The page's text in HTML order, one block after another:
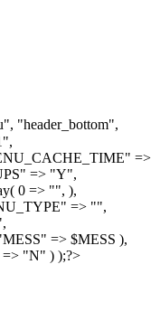
"header_bottom",
=>
=> "Y",
0 => "", ),
=> "",
=> $MESS ),
"N" ) );?>